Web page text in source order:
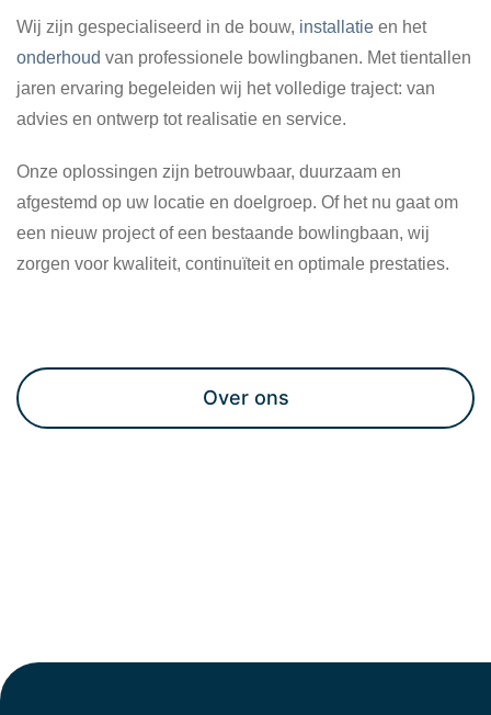
Wij zijn gespecialiseerd in de bouw, installatie en het
onderhoud van professionele bowlingbanen. Met tientallen
jaren ervaring begeleiden wij het volledige traject: van
advies en ontwerp tot realisatie en service.
Onze oplossingen zijn betrouwbaar, duurzaam en
afgestemd op uw locatie en doelgroep. Of het nu gaat om
een nieuw project of een bestaande bowlingbaan, wij
zorgen voor kwaliteit, continuïteit en optimale prestaties.
Over ons